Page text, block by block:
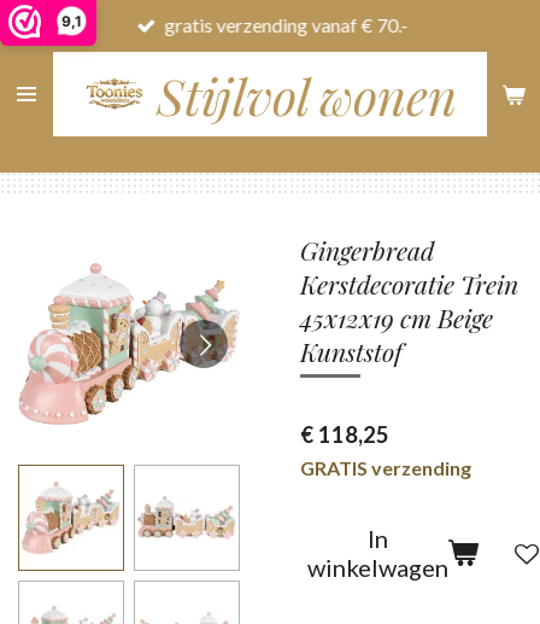
9,1
Ga
direct
naar
Stijlvol wonen
gratis verzending vanaf € 70.-
Gingerbread
Kerstdecoratie Trein
45x12x19 cm Beige
Kunststof
€ 118,25
GRATIS verzending
In
winkelwagen